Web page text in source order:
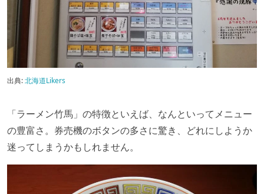
出典:北海道Likers
「ラーメン竹馬」の特徴といえば、なんといってメニュー
の豊富さ。券売機のボタンの多さに驚き、どれにしようか
迷ってしまうかもしれません。